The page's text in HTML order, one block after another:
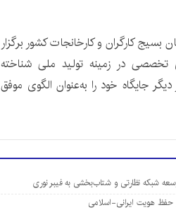
کارگران و کارخانجات کشور برگزار
تخصصی در زمینه تولید ملی شناخته
جایگاه خود را به‌عنوان الگوی موفق
شبکه نظارتی و شتاب‌بخشی به فیبر نوری